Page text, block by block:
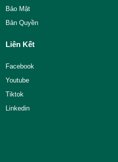
Bảo Mật
Bản Quyền
Liên Kết
Facebook
Youtube
Tiktok
Linkedin